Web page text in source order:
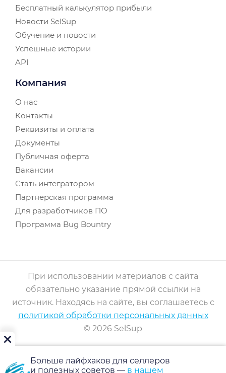
Бесплатный калькулятор прибыли
Новости SelSup
Обучение и новости
Успешные истории
API
Компания
О нас
Контакты
Реквизиты и оплата
Документы
Публичная оферта
Вакансии
Стать интегратором
Партнерская программа
Для разработчиков ПО
Программа Bug Bountry
При использовании материалов с сайта
обязательно указание прямой ссылки на
источник. Находясь на сайте, вы соглашаетесь с
политикой обработки персональных данных
© 2026 SelSup
Больше лайфхаков для селлеров
и полезных советов — в нашем